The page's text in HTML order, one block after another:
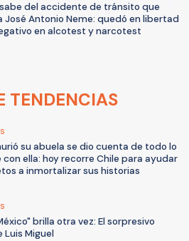
del accidente de tránsito que
José Antonio Neme: quedó en libertad
en alcotest y narcotest
TENDENCIAS
su abuela se dio cuenta de todo lo
con ella: hoy recorre Chile para ayudar
a inmortalizar sus historias
brilla otra vez: El sorpresivo
Luis Miguel